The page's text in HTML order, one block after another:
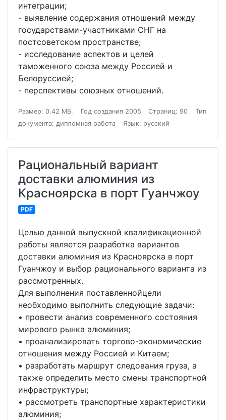
интеграции;
- выявление содержания отношений между
государствами-участниками СНГ на
постсоветском пространстве;
- исследование аспектов и целей
таможенного союза между Россией и
Белоруссией;
- перспективы союзных отношений.
Размер: 0.42 МБ. Год создания 2005 Страниц: 90
Тип
документа: дипломная работа
Язык: русский
Рациональный вариант
доставки алюминия из
Красноярска в порт Гуанчжоу
PDF
Целью данной выпускной квалификационной
работы является разработка вариантов
доставки алюминия из Красноярска в порт
Гуанчжоу и выбор рационального варианта из
рассмотренных.
Для выполнения поставленнойцели
необходимо выполнить следующие задачи:
• провести анализ современного состояния
мирового рынка алюминия;
• проанализировать торгово-экономические
отношения между Россией и Китаем;
• разработать маршрут следования груза, а
также определить место смены транспортной
инфраструктуры;
• рассмотреть транспортные характеристики
алюминия;